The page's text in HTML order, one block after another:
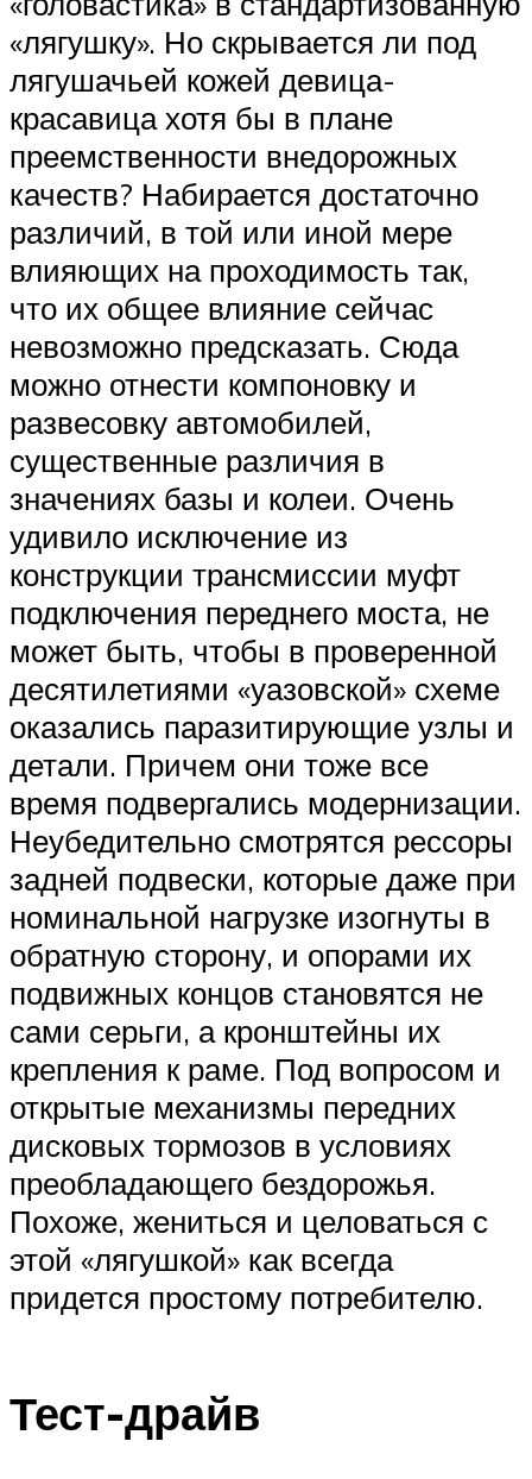
«лягушку». Но скрывается ли под
лягушачьей кожей девица-
красавица хотя бы в плане
преемственности внедорожных
качеств? Набирается достаточно
различий, в той или иной мере
влияющих на проходимость так,
что их общее влияние сейчас
невозможно предсказать. Сюда
можно отнести компоновку и
развесовку автомобилей,
существенные различия в
значениях базы и колеи. Очень
удивило исключение из
конструкции трансмиссии муфт
подключения переднего моста, не
может быть, чтобы в проверенной
десятилетиями «уазовской» схеме
оказались паразитирующие узлы и
детали. Причем они тоже все
время подвергались модернизации.
Неубедительно смотрятся рессоры
задней подвески, которые даже при
номинальной нагрузке изогнуты в
обратную сторону, и опорами их
подвижных концов становятся не
сами серьги, а кронштейны их
крепления к раме. Под вопросом и
открытые механизмы передних
дисковых тормозов в условиях
преобладающего бездорожья.
Похоже, жениться и целоваться с
этой «лягушкой» как всегда
придется простому потребителю.
Тест-драйв